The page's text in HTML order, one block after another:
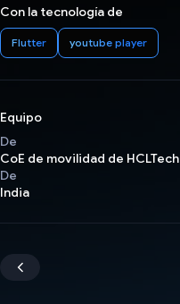
Con la tecnología de
Flutter youtube player
Equipo
De
CoE de movilidad de HCLTech
De
India